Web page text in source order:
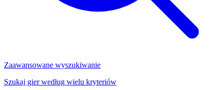
Zaawansowane wyszukiwanie
Szukaj gier według wielu kryteriów